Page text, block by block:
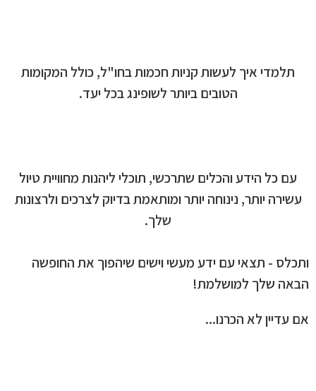
תלמדי איך לעשות קניות חכמות בחו"ל, כולל המקומות
הטובים ביותר לשופינג בכל יעד.
עם כל הידע והכלים שתרכשי, תוכלי ליהנות מחוויית טיול
עשירה יותר, נינוחה יותר ומותאמת בדיוק לצרכים ולרצונות
שלך.
ותכלס - תצאי עם ידע מעשי וישים שיהפוך את החופשה
הבאה שלך למושלמת!
אם עדיין לא הכרנו...